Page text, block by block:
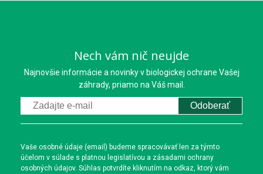
Nech vám nič neujde
Najnovšie informácie a novinky v biologickej ochrane Vašej
záhrady, priamo na Váš mail.
Odoberať
Vaše osobné údaje (email) budeme spracovávať len za týmto
účelom v súlade s platnou legislatívou a zásadami ochrany
osobných údajov. Súhlas potvrdíte kliknutím na odkaz, ktorý vám